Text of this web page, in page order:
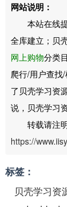
网站说明：
本站在线提
全库建立；贝
网上购物分类
爬行/用户查找
了贝壳学习资
说，贝壳学习
转载请注明
https://
标签：
贝壳学习资